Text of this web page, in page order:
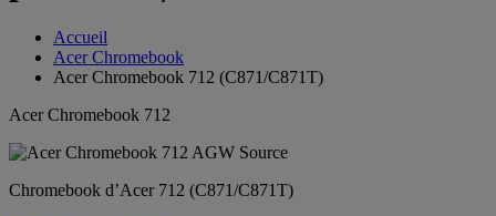
Accueil
Acer Chromebook
Acer Chromebook 712 (C871/C871T)
Acer Chromebook 712
Chromebook d’Acer 712 (C871/C871T)